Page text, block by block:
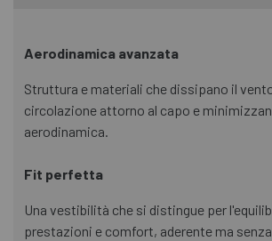
Aerodinamica avanzata
Struttura e materiali che dissipano il
circolazione attorno al capo e
aerodinamica.
Fit perfetta
Una vestibilità che si distingue per
prestazioni e comfort, aderente ma